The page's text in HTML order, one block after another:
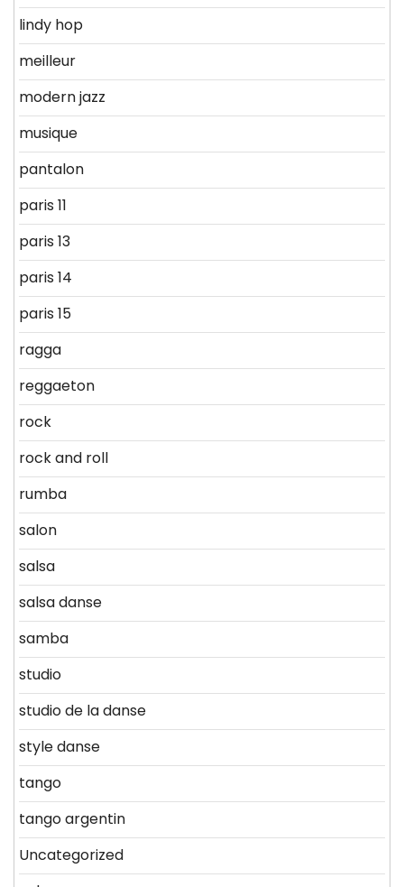
lindy hop
meilleur
modern jazz
musique
pantalon
paris 11
paris 13
paris 14
paris 15
ragga
reggaeton
rock
rock and roll
rumba
salon
salsa
salsa danse
samba
studio
studio de la danse
style danse
tango
tango argentin
Uncategorized